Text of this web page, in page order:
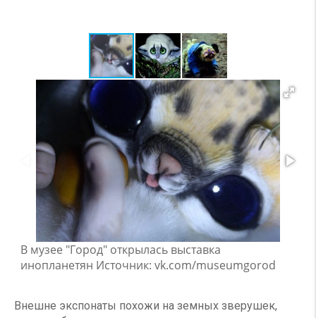
В музее "Город" открылась выставка
инопланетян Источник: vk.com/museumgorod
Внешне экспонаты похожи на земных зверушек,